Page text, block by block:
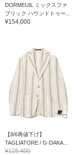
DORMEUIL ミックスファ
ブリック ハウンドトゥー...
¥154,000
【8/6再値下げ】
TAGLIATORE / G-DAKA...
¥125,400